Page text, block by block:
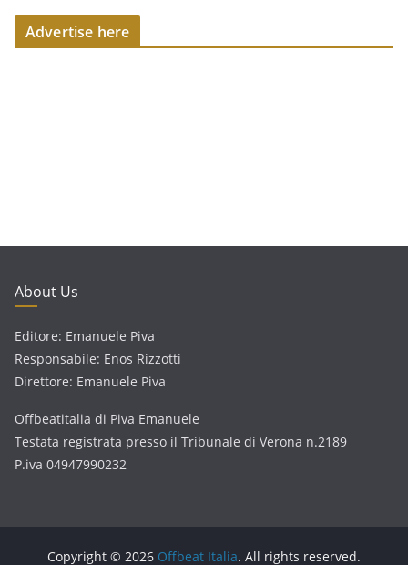
Advertise here
About Us
Editore: Emanuele Piva
Responsabile: Enos Rizzotti
Direttore: Emanuele Piva
Offbeatitalia di Piva Emanuele
Testata registrata presso il Tribunale di Verona n.2189
P.iva 04947990232
Copyright © 2026 Offbeat Italia. All rights reserved.